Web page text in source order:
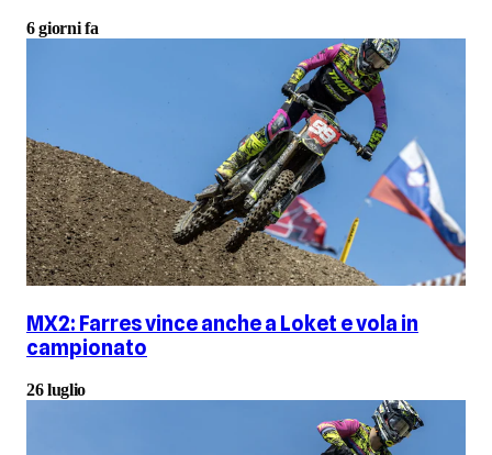
6 giorni fa
MX2: Farres vince anche a Loket e vola in
campionato
26 luglio